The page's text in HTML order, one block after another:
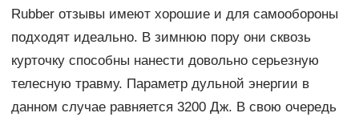
Rubber отзывы имеют хорошие и для самообороны
подходят идеально. В зимнюю пору они сквозь
курточку способны нанести довольно серьезную
телесную травму. Параметр дульной энергии в
данном случае равняется 3200 Дж. В свою очередь